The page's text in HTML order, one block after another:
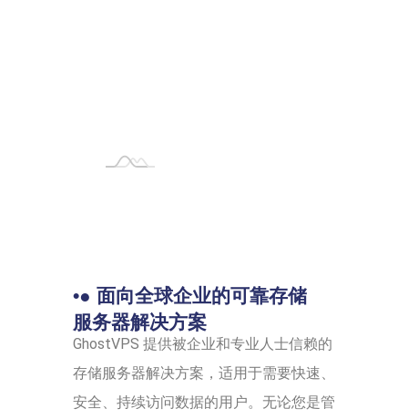
•● 面向全球企业的可靠存储
服务器解决方案
GhostVPS 提供被企业和专业人士信赖的
存储服务器解决方案，适用于需要快速、
安全、持续访问数据的用户。无论您是管